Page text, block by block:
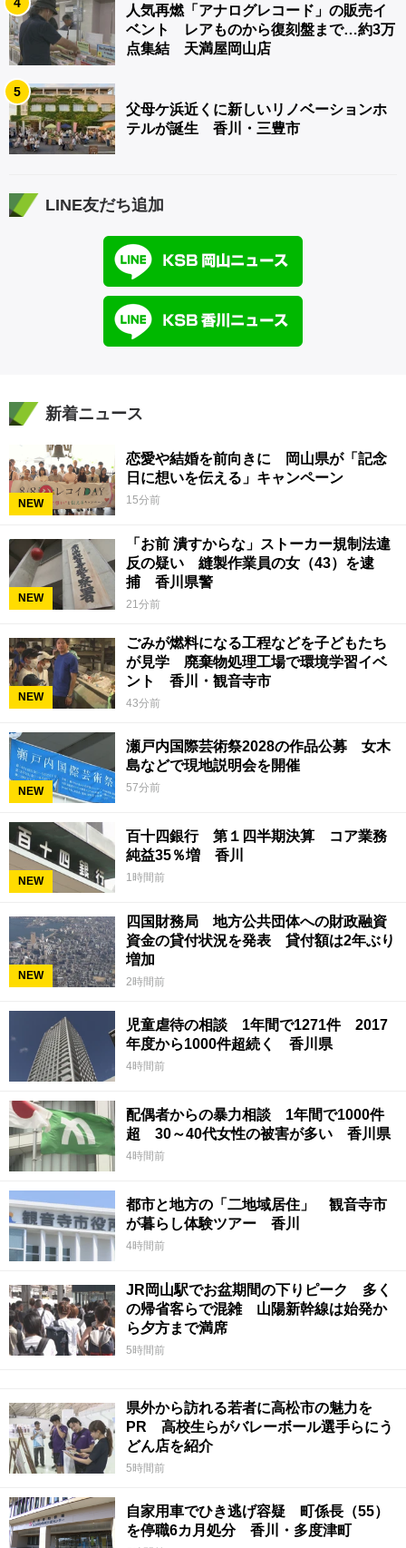
人気再燃「アナログレコード」の販売イ
ベント レアものから復刻盤まで…約3万
点集結 天満屋岡山店
5
父母ケ浜近くに新しいリノベーションホ
テルが誕生 香川・三豊市
LINE友だち追加
新着ニュース
NEW
恋愛や結婚を前向きに 岡山県が「記念
日に想いを伝える」キャンペーン
15分前
NEW
「お前 潰すからな」ストーカー規制法違
反の疑い 縫製作業員の女（43）を逮
捕 香川県警
21分前
NEW
ごみが燃料になる工程などを子どもたち
が見学 廃棄物処理工場で環境学習イベ
ント 香川・観音寺市
43分前
NEW
瀬戸内国際芸術祭2028の作品公募 女木
島などで現地説明会を開催
57分前
NEW
百十四銀行 第１四半期決算 コア業務
純益35％増 香川
1時間前
NEW
四国財務局 地方公共団体への財政融資
資金の貸付状況を発表 貸付額は2年ぶり
増加
2時間前
児童虐待の相談 1年間で1271件 2017
年度から1000件超続く 香川県
4時間前
配偶者からの暴力相談 1年間で1000件
超 30～40代女性の被害が多い 香川県
4時間前
都市と地方の「二地域居住」 観音寺市
が暮らし体験ツアー 香川
4時間前
JR岡山駅でお盆期間の下りピーク 多く
の帰省客らで混雑 山陽新幹線は始発か
ら夕方まで満席
5時間前
県外から訪れる若者に高松市の魅力を
PR 高校生らがバレーボール選手らにう
どん店を紹介
5時間前
自家用車でひき逃げ容疑 町係長（55）
を停職6カ月処分 香川・多度津町